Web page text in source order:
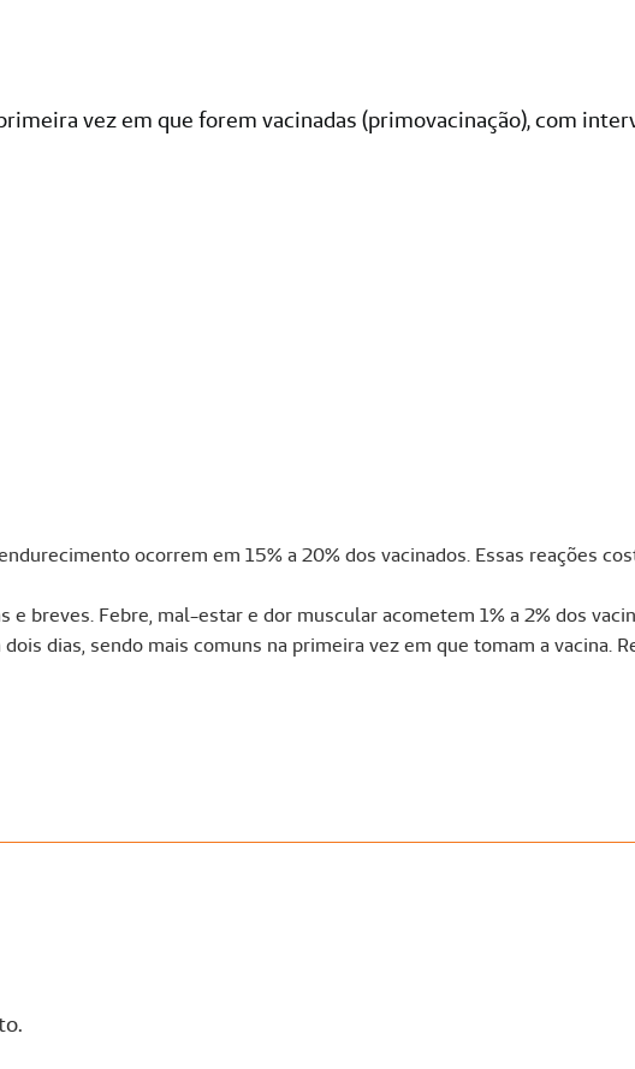
vez em que forem vacinadas (primovacinação), com
ocorrem em 15% a 20% dos vacinados. Essas reações
breves. Febre, mal-estar e dor muscular acometem 1% a 2% dos
dias, sendo mais comuns na primeira vez em que tomam a vacina.